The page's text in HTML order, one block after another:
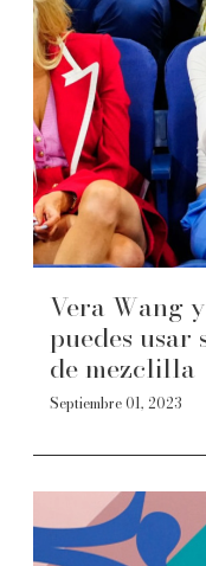
Vera Wang
puedes
de mezclilla
Septiembre 01, 2023